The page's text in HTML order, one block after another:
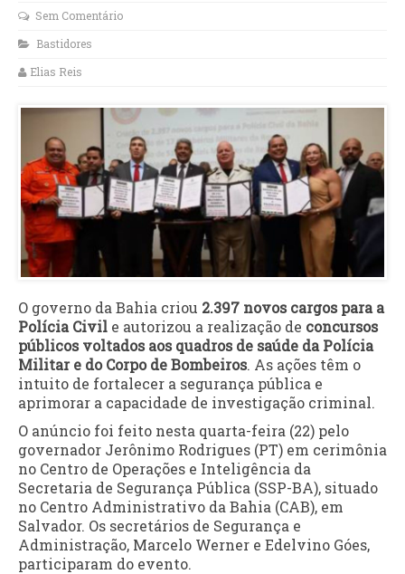
Sem Comentário
Bastidores
Elias Reis
O governo da Bahia criou 2.397 novos cargos para a
Polícia Civil e autorizou a realização de concursos
públicos voltados aos quadros de saúde da Polícia
Militar e do Corpo de Bombeiros. As ações têm o
intuito de fortalecer a segurança pública e
aprimorar a capacidade de investigação criminal.
O anúncio foi feito nesta quarta-feira (22) pelo
governador Jerônimo Rodrigues (PT) em cerimônia
no Centro de Operações e Inteligência da
Secretaria de Segurança Pública (SSP-BA), situado
no Centro Administrativo da Bahia (CAB), em
Salvador. Os secretários de Segurança e
Administração, Marcelo Werner e Edelvino Góes,
participaram do evento.